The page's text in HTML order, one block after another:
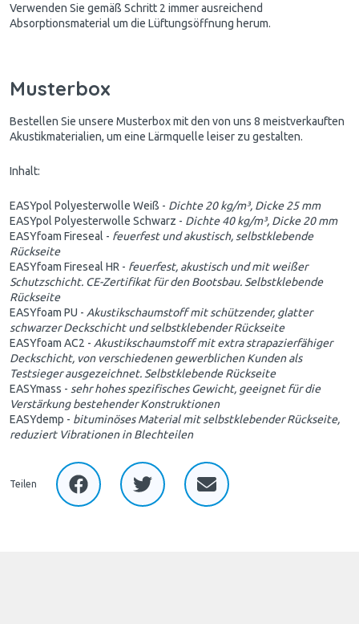
Verwenden Sie gemäß Schritt 2 immer ausreichend
Absorptionsmaterial um die Lüftungsöffnung herum.
Musterbox
Bestellen Sie unsere Musterbox mit den von uns 8 meistverkauften
Akustikmaterialien, um eine Lärmquelle leiser zu gestalten.
Inhalt:
EASYpol Polyesterwolle Weiß - Dichte 20 kg/m³, Dicke 25 mm
EASYpol Polyesterwolle Schwarz - Dichte 40 kg/m³, Dicke 20 mm
EASYfoam Fireseal - feuerfest und akustisch, selbstklebende
Rückseite
EASYfoam Fireseal HR - feuerfest, akustisch und mit weißer
Schutzschicht. CE-Zertifikat für den Bootsbau. Selbstklebende
Rückseite
EASYfoam PU - Akustikschaumstoff mit schützender, glatter
schwarzer Deckschicht und selbstklebender Rückseite
EASYfoam AC2 - Akustikschaumstoff mit extra strapazierfähiger
Deckschicht, von verschiedenen gewerblichen Kunden als
Testsieger ausgezeichnet. Selbstklebende Rückseite
EASYmass - sehr hohes spezifisches Gewicht, geeignet für die
Verstärkung bestehender Konstruktionen
EASYdemp - bituminöses Material mit selbstklebender Rückseite,
reduziert Vibrationen in Blechteilen
Teilen